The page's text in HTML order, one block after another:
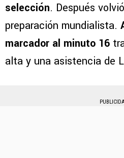
selección. Después
preparación mundialista.
marcador al minuto 16
alta y una asistencia de